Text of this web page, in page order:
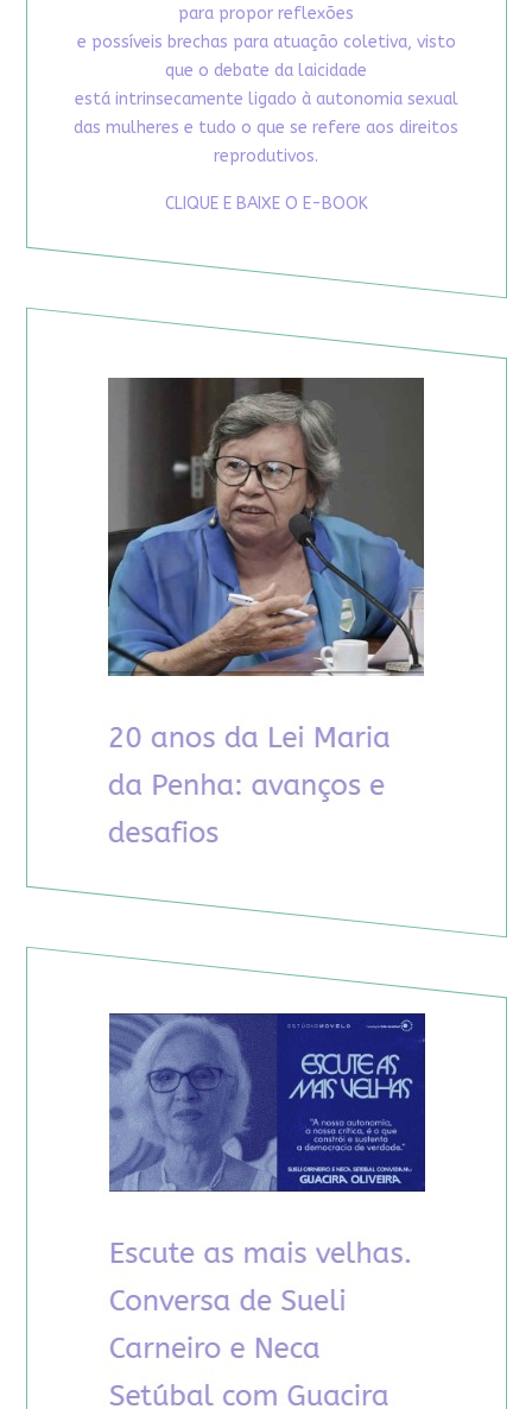
para propor reflexões
e possíveis brechas para atuação coletiva, visto
que o debate da laicidade
está intrinsecamente ligado à autonomia sexual
das mulheres e tudo o que se refere aos direitos
reprodutivos.
CLIQUE E BAIXE O E-BOOK